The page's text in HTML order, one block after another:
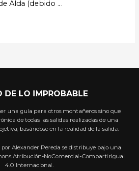
Alda (debido …
DE LO IMPROBABLE
una guía para otros montañeros sino que
de todas las salidas realizadas de una
basándose en la realidad de la salida.
Alexander Pereda se distribuye bajo una
Atribución-NoComercial-CompartirIgual
4.0 Internacional.